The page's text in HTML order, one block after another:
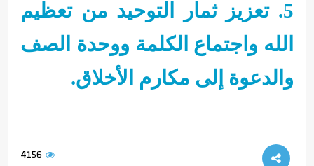
5. تعزيز ثمار التوحيد من تعظيم
الله واجتماع الكلمة ووحدة الصف
والدعوة إلى مكارم الأخلاق.
4156